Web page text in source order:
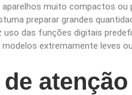
aparelhos muito compactos ou
preparar grandes
uso das funções digitais
modelos extremamente leves